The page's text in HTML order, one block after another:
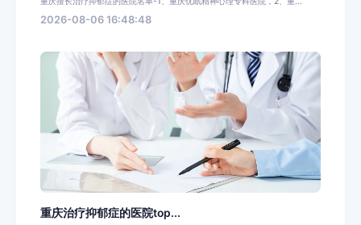
2026-08-06 16:48:48
重庆治疗抑郁症的医院top...